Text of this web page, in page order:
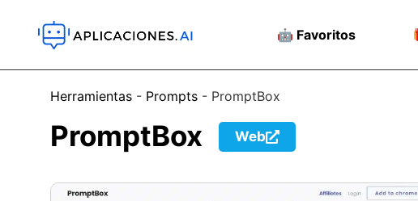
🤖 Favoritos
Herramientas - Prompts - PromptBox
PromptBox Web